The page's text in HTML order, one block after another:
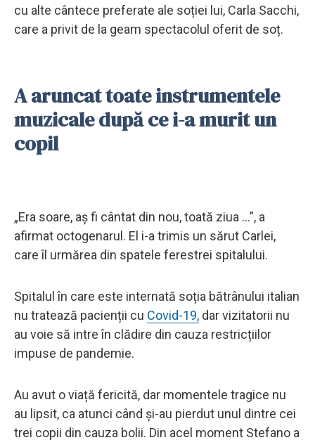
cu alte cântece preferate ale soției lui, Carla Sacchi,
care a privit de la geam spectacolul oferit de soț.
A aruncat toate instrumentele
muzicale după ce i-a murit un
copil
„Era soare, aș fi cântat din nou, toată ziua ...”, a
afirmat octogenarul. El i-a trimis un sărut Carlei,
care îl urmărea din spatele ferestrei spitalului.
Spitalul în care este internată soția bătrânului italian
nu tratează pacienții cu Covid-19, dar vizitatorii nu
au voie să intre în clădire din cauza restricțiilor
impuse de pandemie.
Au avut o viață fericită, dar momentele tragice nu
au lipsit, ca atunci când și-au pierdut unul dintre cei
trei copii din cauza bolii. Din acel moment Stefano a